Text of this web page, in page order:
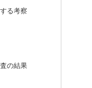
る考察
の結果